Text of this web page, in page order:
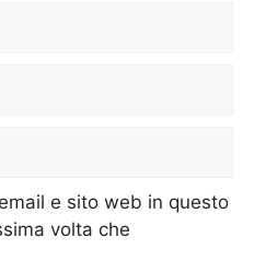
e sito web in questo
volta che